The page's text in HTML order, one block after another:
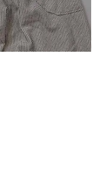
ュマロボディモ
デル：福ちゃん
157cm (一般サイ
ズ：L) ぜひ、指